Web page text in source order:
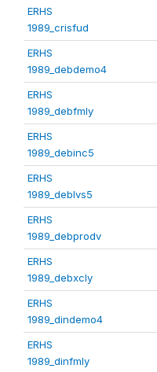
ERHS
1989_crisfud
ERHS
1989_debdemo4
ERHS
1989_debfmly
ERHS
1989_debinc5
ERHS
1989_deblvs5
ERHS
1989_debprodv
ERHS
1989_debxcly
ERHS
1989_dindemo4
ERHS
1989_dinfmly